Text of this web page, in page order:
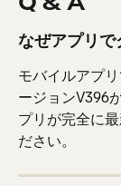
なぜアプリで
モバイルアプ
ージョンV396
プリが完全に
ださい。